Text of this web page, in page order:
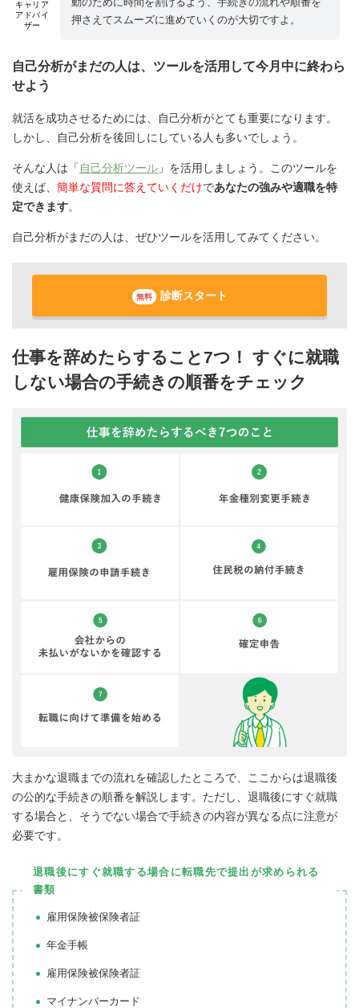
キャリア
アドバイ
ザー
押さえてスムーズに進めていくのが大切ですよ。
自己分析がまだの人は、ツールを活用して今月中に終わら
せよう
就活を成功させるためには、自己分析がとても重要になります。
しかし、自己分析を後回しにしている人も多いでしょう。
そんな人は「 自己分析ツール 」を活用しましょう。このツールを
使えば、 簡単な質問に答えていくだけであなたの強みや適職を特
定できます。
自己分析がまだの人は、ぜひツールを活用してみてください。
無料 診断スタート
仕事を辞めたらすること7つ！ すぐに就職
しない場合の手続きの順番をチェック
大まかな退職までの流れを確認したところで、ここからは退職後
の公的な手続きの順番を解説します。ただし、退職後にすぐ就職
する場合と、そうでない場合で手続きの内容が異なる点に注意が
必要です。
退職後にすぐ就職する場合に転職先で提出が求められる
書類
雇用保険被保険者証
年金手帳
雇用保険被保険者証
マイナンバーカード